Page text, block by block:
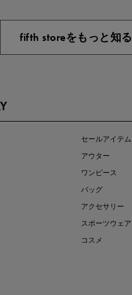
々対象
fifth storeをもっと知る
セールアイテム
アウター
ワンピース
バッグ
アクセサリー
スポーツウェア
コスメ